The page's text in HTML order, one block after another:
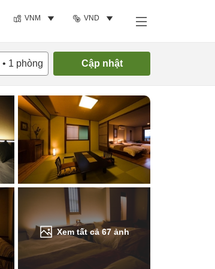
VNM VND
• 1 phòng Cập nhật
Xem tất cả67 ảnh
Tìm phòng trống